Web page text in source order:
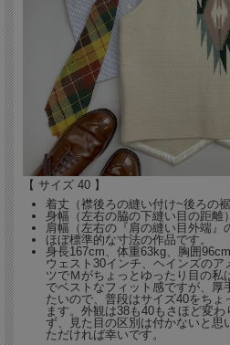
アメリカ合衆国ニューメキシコ州チマヨで、
法でこつこつと作り続けられている、手織り
新型コロナウィルス禍の後もその悪影響が続
期化により、専用ウール糸の供給が大幅に遅
す。次回の入荷は全く未定です。どうぞご了承
この一着は、1990年代中~後期の限られた期
しかも、現在では廃版となったナチュラルカ
希少な逸品です。
【 サイズ 40 】
着丈（襟後ろの縫い付け~後ろの
身幅（左右の脇の下縫い目の距離
肩幅（左右の『肩の縫い目外端』
ほぼ標準的な寸法の作品です。
身長167cm、体重63kg、胸囲
ウェスト30インチ、ヘインズのア
ツでＭがちょっとゆったり目の私
でベストなフィット感ですが、厚
たいので、普段はサイズ40をちょ
ます。外観は38も40もさほど変
ず、見た目の区別は付かないと思
ただければ幸いです。